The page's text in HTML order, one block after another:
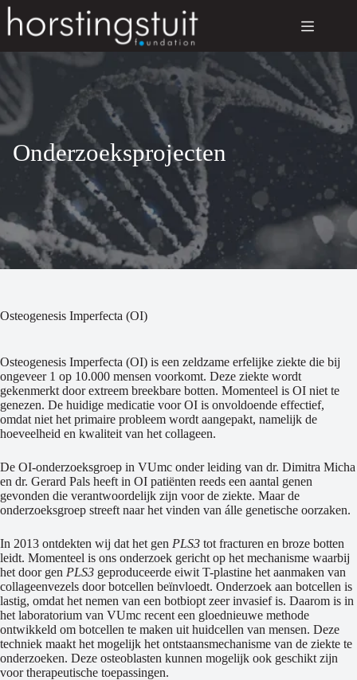
Ga
naar
de
inhoud
Onderzoeksprojecten
Osteogenesis Imperfecta (OI)
Osteogenesis Imperfecta (OI) is een zeldzame erfelijke ziekte die bij
ongeveer 1 op 10.000 mensen voorkomt. Deze ziekte wordt
gekenmerkt door extreem breekbare botten. Momenteel is OI niet te
genezen. De huidige medicatie voor OI is onvoldoende effectief,
omdat niet het primaire probleem wordt aangepakt, namelijk de
hoeveelheid en kwaliteit van het collageen.
De OI-onderzoeksgroep in VUmc onder leiding van dr. Dimitra Micha
en dr. Gerard Pals heeft in OI patiënten reeds een aantal genen
gevonden die verantwoordelijk zijn voor de ziekte. Maar de
onderzoeksgroep streeft naar het vinden van álle genetische oorzaken.
In 2013 ontdekten wij dat het gen PLS3 tot fracturen en broze botten
leidt. Momenteel is ons onderzoek gericht op het mechanisme waarbij
het door gen PLS3 geproduceerde eiwit T-plastine het aanmaken van
collageenvezels door botcellen beïnvloedt. Onderzoek aan botcellen is
lastig, omdat het nemen van een botbiopt zeer invasief is. Daarom is in
het laboratorium van VUmc recent een gloednieuwe methode
ontwikkeld om botcellen te maken uit huidcellen van mensen. Deze
techniek maakt het mogelijk het ontstaansmechanisme van de ziekte te
onderzoeken. Deze osteoblasten kunnen mogelijk ook geschikt zijn
voor therapeutische toepassingen.